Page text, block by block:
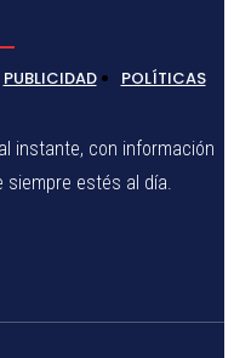
PUBLICIDAD POLÍTICAS
instante, con información
estés al día.